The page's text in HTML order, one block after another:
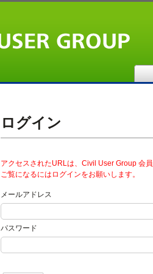
ログイン
アクセスされたURLは、Civil User Group 会員
ご覧になるにはログインをお願いします。
メールアドレス
パスワード